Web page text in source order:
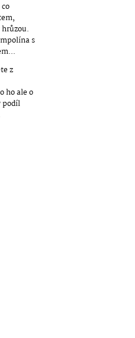
s
z
ho ale o
podíl